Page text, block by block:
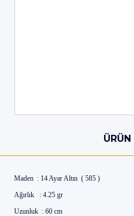
Maden : 14 Ayar Altın ( 585 )
Ağırlık : 4.25 gr
Uzunluk : 60 cm